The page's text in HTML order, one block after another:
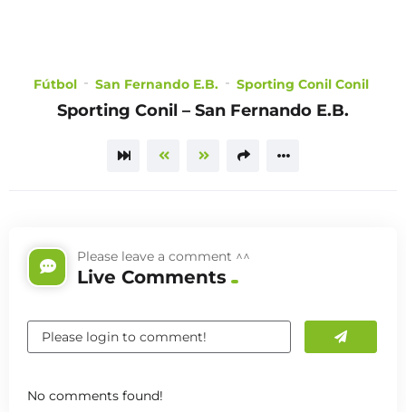
Fútbol San Fernando E.B. Sporting Conil Conil
Sporting Conil – San Fernando E.B.
Please leave a comment ^^
Live Comments
No comments found!